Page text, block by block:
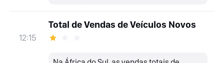
12:15
Total de Vendas de Veículos Novos